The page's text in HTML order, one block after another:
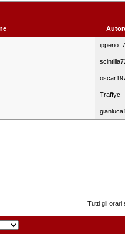
Traffyc
Tutti gli orari